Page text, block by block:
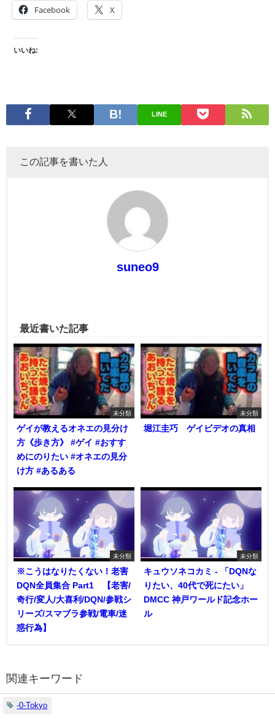
Facebook X
いいね:
LINE
この記事を書いた人
suneo9
最近書いた記事
未分類
ゲイが教えるオネエの見分け
方《歩き方》 #ゲイ #おすす
めにのりたい #オネエの見分
け方 #あるある
未分類
堀江圭巧 ゲイビデオの真相
未分類
※こうはなりたくない！老害
DQN全員集合 Part1 【老害/
奇行/変人/大喜利/DQN/参戦シ
リーズ/スマブラ参戦/電車/迷
惑行為】
未分類
キュウソネコカミ - 「DQNな
りたい、40代で死にたい」
DMCC 神戸ワールド記念ホー
ル
関連キーワード
-0-Tokyo